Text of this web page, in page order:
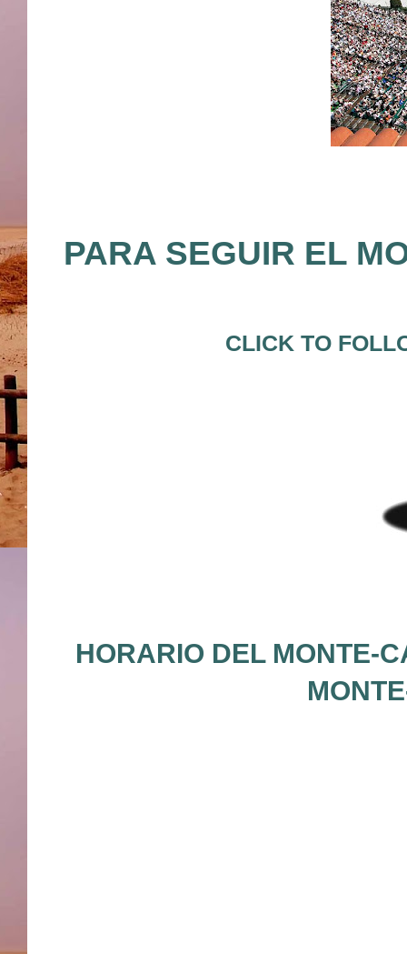
PARA SEGUIR EL
CLICK TO
HORARIO DEL MONTE-